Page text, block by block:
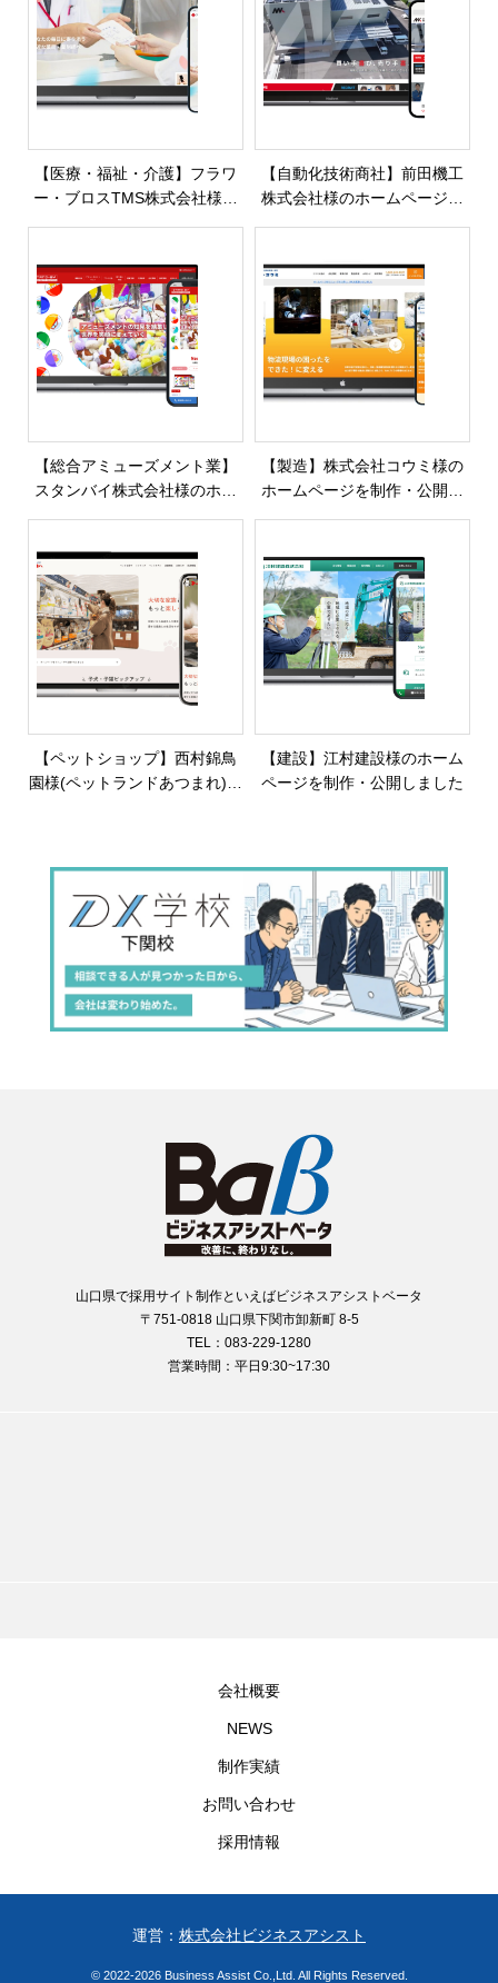
【医療・福祉・介護】フラワ
ー・ブロスTMS株式会社様の
ホームページを制作・公開し
【自動化技術商社】前田機工
株式会社様のホームページを
制作・公開しました
【総合アミューズメント業】
スタンバイ株式会社様のホー
ムページを制作・公開しまし
【製造】株式会社コウミ様の
ホームページを制作・公開し
ました
【ペットショップ】西村錦鳥
園様(ペットランドあつまれ)の
【建設】江村建設様のホーム
ページを制作・公開しました
山口県で採用サイト制作といえばビジネスアシストベータ
〒751-0818 山口県下関市卸新町 8-5
TEL：083-229-1280
営業時間：平日9:30~17:30
会社概要
NEWS
制作実績
お問い合わせ
採用情報
運営： 株式会社ビジネスアシスト
© 2022-2026 Business Assist Co.,Ltd. All Rights Reserved.